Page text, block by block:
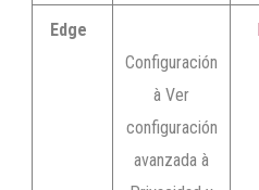
Edge
Configuración
à Ver
configuración
avanzada à